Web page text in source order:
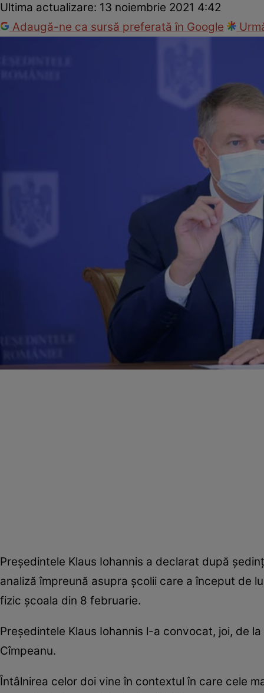
Ultima actualizare: 13 noiembrie 2021 4:42
Adaugă-ne ca sursă preferată în Google
Preşedintele Klaus Iohannis a declarat după
analiză împreună asupra şcolii care a început de
fizic şcoala din 8 februarie.
Preşedintele Klaus Iohannis l-a convocat, joi, de
Cîmpeanu.
Întâlnirea celor doi vine în contextul în care cele